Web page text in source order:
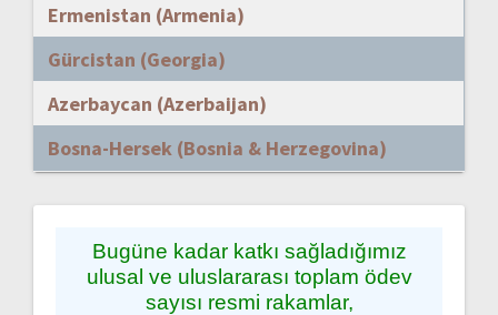
Ermenistan (Armenia)
Gürcistan (Georgia)
Azerbaycan (Azerbaijan)
Bosna-Hersek (Bosnia & Herzegovina)
Bugüne kadar katkı sağladığımız
ulusal ve uluslararası toplam ödev
sayısı resmi rakamlar,